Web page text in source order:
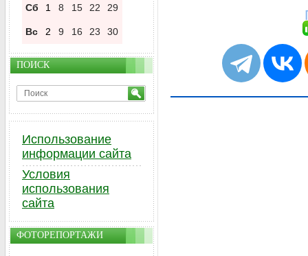
Сб
1 8 15 22 29
Вс 2 9 16 23 30
ПОИСК
Использование
информации сайта
Условия
использования
сайта
ФОТОРЕПОРТАЖИ